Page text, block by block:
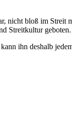
bloß im Streit
Streitkultur geboten.
ihn deshalb